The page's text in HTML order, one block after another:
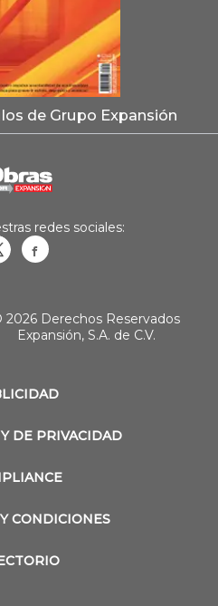
de Grupo Expansión
DE PRIVACIDAD
CONDICIONES
redes sociales:
2026 Derechos Reservados
Expansión, S.A. de C.V.